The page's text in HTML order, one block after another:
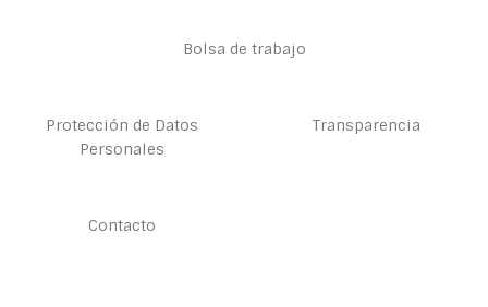
Bolsa de trabajo
Protección de Datos
Personales
Transparencia
Contacto